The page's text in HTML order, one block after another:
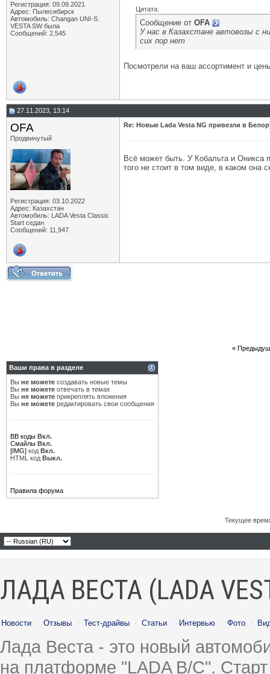
Регистрация: 09.09.2021
Адрес: Пылесибирск
Автомобиль: Changan UNI-S.
VESTA SW была
Сообщений: 2,545
Цитата:
Сообщение от OFA
У нас в Казахстане автовозы с
сих пор нет
Посмотрели на ваш ассортимент и
27.11.2023, 13:14
OFA
Продвинутый
Регистрация: 03.10.2022
Адрес: Казахстан
Автомобиль: LADA Vesta Classic
Start седан
Сообщений: 11,947
Re: Новые Lada Vesta NG привезли в
Всё может быть. У Кобальта и Оникса
того не стоит в том виде, в каком она
«
Ваши права в разделе
Вы не можете создавать новые темы
Вы не можете отвечать в темах
Вы не можете прикреплять вложения
Вы не можете редактировать свои сообщения
BB коды Вкл.
Смайлы Вкл.
[IMG] код Вкл.
HTML код Выкл.
Правила форума
Текущее
ЛАДА ВЕСТА (LADA
Новости · Отзывы · Тест-драйвы · Статьи · Интервью · Фото ·
Лада Веста - это новый
на платформе "LADA B/C".